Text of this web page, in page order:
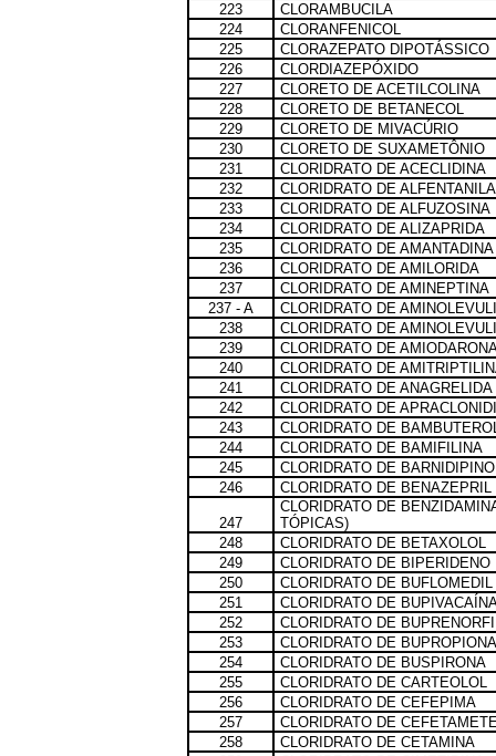
223
CLORAMBUCILA
224
CLORANFENICOL
225
CLORAZEPATO DIPOTÁSSICO
226
CLORDIAZEPÓXIDO
227
CLORETO DE ACETILCOLINA
228
CLORETO DE BETANECOL
229
CLORETO DE MIVACÚRIO
230
CLORETO DE SUXAMETÔNIO
231
CLORIDRATO DE ACECLIDINA
232
CLORIDRATO DE ALFENTANILA
233
CLORIDRATO DE ALFUZOSINA
234
CLORIDRATO DE ALIZAPRIDA
235
CLORIDRATO DE AMANTADINA
236
CLORIDRATO DE AMILORIDA
237
CLORIDRATO DE AMINEPTINA
237 - A
CLORIDRATO DE
238
CLORIDRATO DE
239
CLORIDRATO DE
240
CLORIDRATO DE
241
CLORIDRATO DE ANAGRELIDA
242
CLORIDRATO DE
243
CLORIDRATO DE
244
CLORIDRATO DE BAMIFILINA
245
CLORIDRATO DE BARNIDIPINO
246
CLORIDRATO DE BENAZEPRIL
247
CLORIDRATO DE
TÓPICAS)
248
CLORIDRATO DE BETAXOLOL
249
CLORIDRATO DE BIPERIDENO
250
CLORIDRATO DE BUFLOMEDIL
251
CLORIDRATO DE
252
CLORIDRATO DE
253
CLORIDRATO DE BUPROPIONA
254
CLORIDRATO DE BUSPIRONA
255
CLORIDRATO DE CARTEOLOL
256
CLORIDRATO DE CEFEPIMA
257
CLORIDRATO DE
258
CLORIDRATO DE CETAMINA